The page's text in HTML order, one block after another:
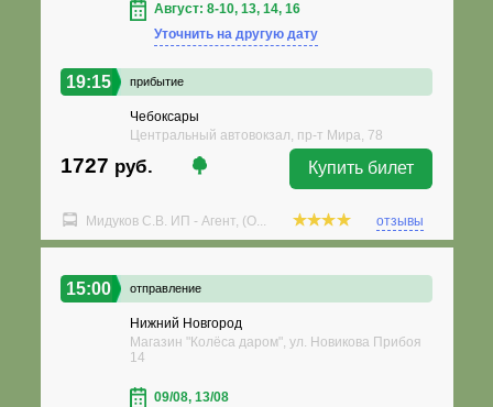
Август: 8-10, 13, 14, 16
Уточнить на другую дату
19:15 прибытие
Чебоксары
Центральный автовокзал, пр-т Мира, 78
1727 руб. Купить билет
Мидуков С.В. ИП - Агент, (О... отзывы
15:00 отправление
Нижний Новгород
Магазин "Колёса даром", ул. Новикова Прибоя
14
09/08, 13/08